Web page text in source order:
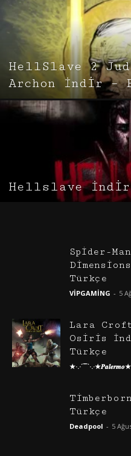
HellSlave 2
Archon İndir –
Hellslave İndir
Spider-
Türkçe
VİPGAMİNG - 5
Lara
Osiris
Türkçe
Türkçe
Deadpool - 5